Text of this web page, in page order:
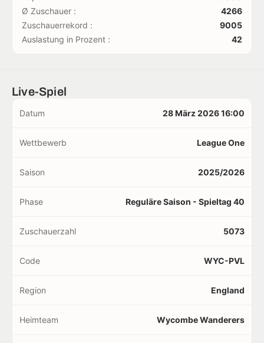
Ø Zuschauer :
4266
Zuschauerrekord :
9005
Auslastung in Prozent :
42
Live-Spiel
Datum 28 März 2026 16:00
Wettbewerb League One
Saison 2025/2026
Phase Reguläre Saison - Spieltag 40
Zuschauerzahl 5073
Code WYC-PVL
Region England
Heimteam Wycombe Wanderers